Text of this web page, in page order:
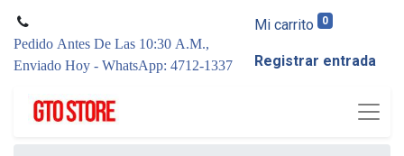
Pedido Antes De Las 10:30 A.M.,
Enviado Hoy - WhatsApp: 4712-1337
Mi carrito 0
Registrar entrada